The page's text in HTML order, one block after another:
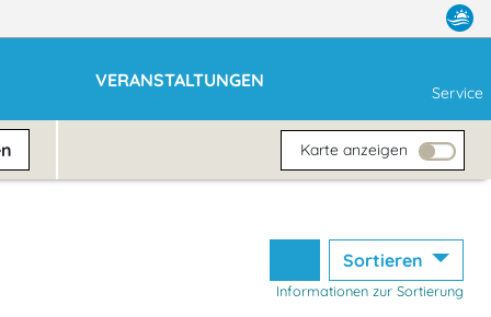
VERANSTALTUNGEN
Service
Karte anzeigen
Sortieren
Informationen zur Sortierung